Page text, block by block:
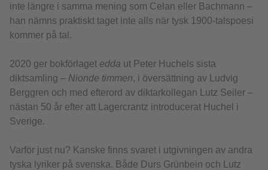
inte längre i samma mening som Celan eller Bachmann –
han nämns praktiskt taget inte alls när tysk 1900-talspoesi
kommer på tal.
2020 ger bokförlaget edda ut Peter Huchels sista
diktsamling – Nionde timmen, i översättning av Ludvig
Berggren och med efterord av diktarkollegan Lutz Seiler –
nästan 50 år efter att Lagercrantz introducerat Huchel i
Sverige.
Varför just nu? Kanske finns svaret i utgivningen av andra
tyska lyriker på svenska. Både Durs Grünbein och Lutz